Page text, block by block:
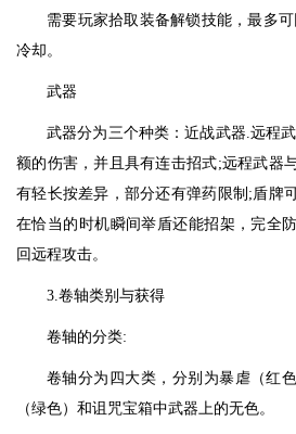
需要玩家拾取装备解锁技能，最多
冷却。
武器
武器分为三个种类：近战武器.远程
额的伤害，并且具有连击招式;远程武器
有轻长按差异，部分还有弹药限制;盾牌
在恰当的时机瞬间举盾还能招架，完全
回远程攻击。
3.卷轴类别与获得
卷轴的分类:
卷轴分为四大类，分别为暴虐（红
（绿色）和诅咒宝箱中武器上的无色。